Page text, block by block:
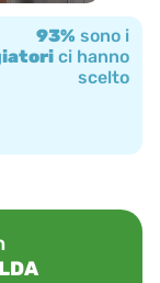
93% sono i
ci hanno
scelto